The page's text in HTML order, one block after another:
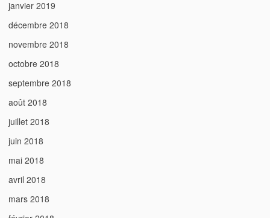
janvier 2019
décembre 2018
novembre 2018
octobre 2018
septembre 2018
août 2018
juillet 2018
juin 2018
mai 2018
avril 2018
mars 2018